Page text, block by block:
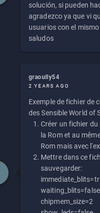
solución, si pueden
agradezco ya que vi
usuarios con el
saludos
graoully54
2 YEARS AGO
Exemple de fichier de
des Sensible World of
Créer un fichier
la Rom et au
Rom mais avec
Mettre dans ce
sauvegarder:
waiting_blits=false
chipmem_size=2